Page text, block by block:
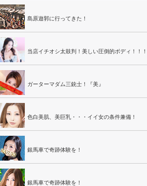
島原遊郭に行ってきた！
当店イチオシ太鼓判！美しい圧倒的ボディ！！！
ガーターマダム三銃士！『美』
色白美肌、美巨乳・・・イイ女の条件兼備！
銀馬車で奇跡体験を！
銀馬車で奇跡体験を！